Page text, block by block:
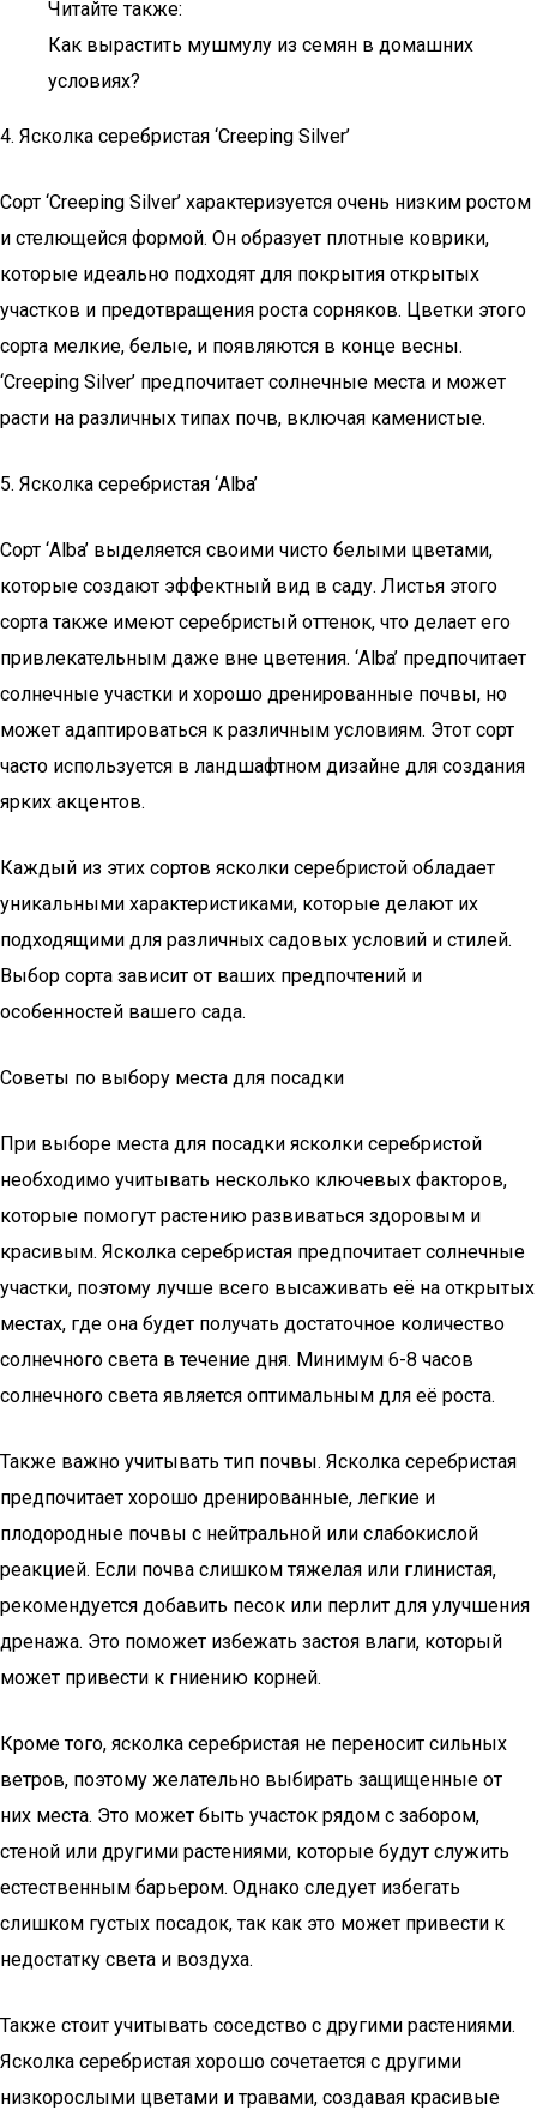
Читайте также:
Как вырастить мушмулу из семян в домашних
условиях?
4. Ясколка серебристая ‘Creeping Silver’
Сорт ‘Creeping Silver’ характеризуется очень низким ростом
и стелющейся формой. Он образует плотные коврики,
которые идеально подходят для покрытия открытых
участков и предотвращения роста сорняков. Цветки этого
сорта мелкие, белые, и появляются в конце весны.
‘Creeping Silver’ предпочитает солнечные места и может
расти на различных типах почв, включая каменистые.
5. Ясколка серебристая ‘Alba’
Сорт ‘Alba’ выделяется своими чисто белыми цветами,
которые создают эффектный вид в саду. Листья этого
сорта также имеют серебристый оттенок, что делает его
привлекательным даже вне цветения. ‘Alba’ предпочитает
солнечные участки и хорошо дренированные почвы, но
может адаптироваться к различным условиям. Этот сорт
часто используется в ландшафтном дизайне для создания
ярких акцентов.
Каждый из этих сортов ясколки серебристой обладает
уникальными характеристиками, которые делают их
подходящими для различных садовых условий и стилей.
Выбор сорта зависит от ваших предпочтений и
особенностей вашего сада.
Советы по выбору места для посадки
При выборе места для посадки ясколки серебристой
необходимо учитывать несколько ключевых факторов,
которые помогут растению развиваться здоровым и
красивым. Ясколка серебристая предпочитает солнечные
участки, поэтому лучше всего высаживать её на открытых
местах, где она будет получать достаточное количество
солнечного света в течение дня. Минимум 6-8 часов
солнечного света является оптимальным для её роста.
Также важно учитывать тип почвы. Ясколка серебристая
предпочитает хорошо дренированные, легкие и
плодородные почвы с нейтральной или слабокислой
реакцией. Если почва слишком тяжелая или глинистая,
рекомендуется добавить песок или перлит для улучшения
дренажа. Это поможет избежать застоя влаги, который
может привести к гниению корней.
Кроме того, ясколка серебристая не переносит сильных
ветров, поэтому желательно выбирать защищенные от
них места. Это может быть участок рядом с забором,
стеной или другими растениями, которые будут служить
естественным барьером. Однако следует избегать
слишком густых посадок, так как это может привести к
недостатку света и воздуха.
Также стоит учитывать соседство с другими растениями.
Ясколка серебристая хорошо сочетается с другими
низкорослыми цветами и травами, создавая красивые